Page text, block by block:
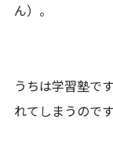
ん）。
うちは学習塾で
れてしまうので